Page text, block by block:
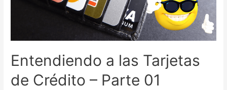
Entendiendo a las Tarjetas
de Crédito – Parte 01